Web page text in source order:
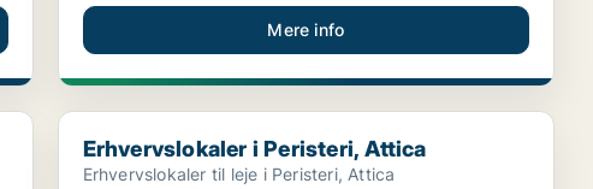
Mere info
Erhvervslokaler i Peristeri, Attica
Erhvervslokaler i Peristeri, Attica
Erhvervslokaler til leje i Peristeri, Attica